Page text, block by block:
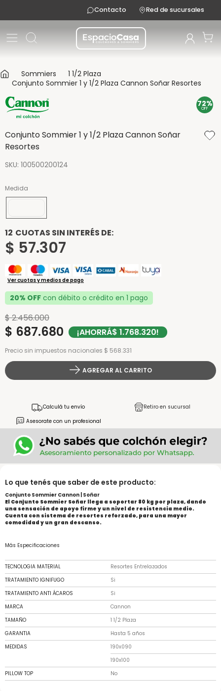
Contacto Red de sucursales
Sommiers
1 1/2 Plaza
Conjunto Sommier 1 y 1/2 Plaza Cannon Soñar Resortes
72%
OFF
Conjunto Sommier 1 y 1/2 Plaza Cannon Soñar
Resortes
SKU: 100500200124
Medida
12 CUOTAS SIN INTERÉS DE:
$ 57.307
Ver cuotas y medios de pago
20% OFF con débito o crédito en 1 pago
$2.456.000
$ 687.680 ¡AHORRÁ$ 1.768.320!
Precio sin impuestos nacionales $ 568.331
AGREGAR AL CARRITO
Calculá tu envío
Retiro en sucursal
Asesorate con un profesional
Lo que tenés que saber de este producto:
Conjunto Sommier Cannon | Soñar
El Conjunto Sommier Soñar llega a soportar 80 kg por plaza, dando
una sensación de apoyo firme y un nivel de resistencia medio.
Cuenta con sistema de resortes reforzado, para una mayor
comodidad y un gran descanso.
Más Especificaciones
TECNOLOGIA MATERIAL
Resortes Entrelazados
TRATAMIENTO IGNIFUGO
Si
TRATAMIENTO ANTI ÁCAROS
Si
MARCA
Cannon
TAMAÑO
1 1/2 Plaza
GARANTIA
Hasta 5 años
MEDIDAS
190x090
190x100
PILLOW TOP
No